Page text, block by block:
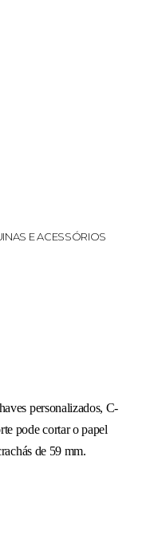
E ACESSÓRIOS
personalizados, C-
pode cortar o papel
de 59 mm.